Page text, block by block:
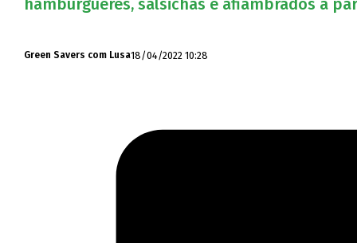
hambúrgueres, salsichas e afiambrados a
Green Savers com Lusa18/04/2022 10:28